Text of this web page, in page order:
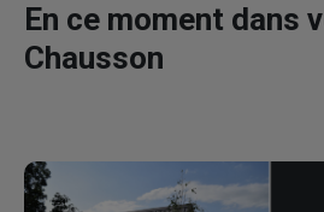
En ce moment dans
Chausson